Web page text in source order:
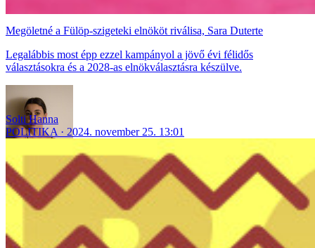
Megöletné a Fülöp-szigeteki elnököt riválisa, Sara Duterte
Legalábbis most épp ezzel kampányol a jövő évi félidős
választásokra és a 2028-as elnökválasztásra készülve.
Solti Hanna
POLITIKA
2024. november 25. 13:01